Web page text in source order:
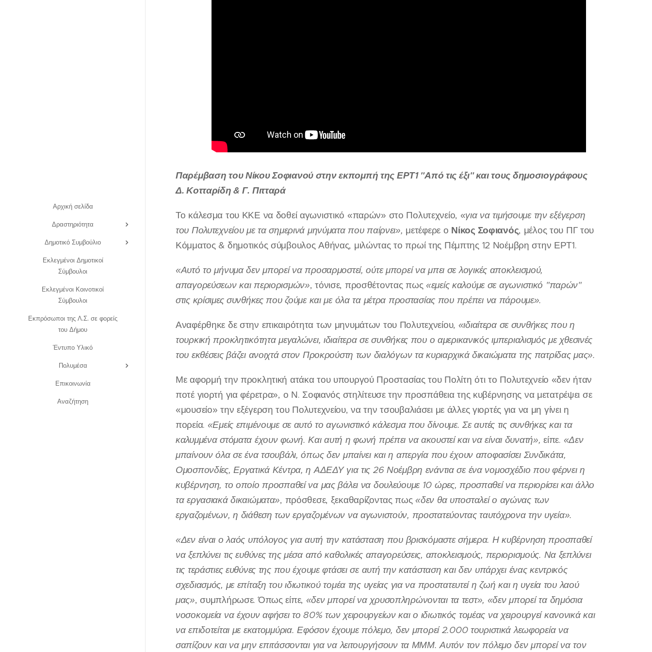
Αρχική σελίδα
Δραστηριότητα
Δημοτικό Συμβούλιο
Εκλεγμένοι Δημοτικοί
Σύμβουλοι
Εκλεγμένοι Κοινοτικοί
Σύμβουλοι
Εκπρόσωποι της Λ.Σ. σε φορείς
του Δήμου
Έντυπο Υλικό
Πολυμέσα
Επικοινωνία
Αναζήτηση
Παρέμβαση του Νίκου Σοφιανού στην εκπομπή της ΕΡΤ1 "Από τις έξι" και τους δημοσιογράφους
Δ. Κοτταρίδη & Γ. Πιτταρά
Το κάλεσμα του ΚΚΕ να δοθεί αγωνιστικό «παρών» στο Πολυτεχνείο, «για να τιμήσουμε την εξέγερση
του Πολυτεχνείου με τα σημερινά μηνύματα που παίρνει», μετέφερε ο Νίκος Σοφιανός, μέλος του ΠΓ του
Κόμματος & δημοτικός σύμβουλος Αθήνας, μιλώντας το πρωί της Πέμπτης 12 Νοέμβρη στην ΕΡΤ1.
«Αυτό το μήνυμα δεν μπορεί να προσαρμοστεί, ούτε μπορεί να μπει σε λογικές αποκλεισμού,
απαγορεύσεων και περιορισμών», τόνισε, προσθέτοντας πως «εμείς καλούμε σε αγωνιστικό "παρών"
στις κρίσιμες συνθήκες που ζούμε και με όλα τα μέτρα προστασίας που πρέπει να πάρουμε».
Αναφέρθηκε δε στην επικαιρότητα των μηνυμάτων του Πολυτεχνείου, «ιδιαίτερα σε συνθήκες που η
τουρκική προκλητικότητα μεγαλώνει, ιδιαίτερα σε συνθήκες που ο αμερικανικός ιμπεριαλισμός με χθεσινές
του εκθέσεις βάζει ανοιχτά στον Προκρούστη των διαλόγων τα κυριαρχικά δικαιώματα της πατρίδας μας».
Με αφορμή την προκλητική ατάκα του υπουργού Προστασίας του Πολίτη ότι το Πολυτεχνείο «δεν ήταν
ποτέ γιορτή για φέρετρα», ο Ν. Σοφιανός στηλίτευσε την προσπάθεια της κυβέρνησης να μετατρέψει σε
«μουσείο» την εξέγερση του Πολυτεχνείου, να την τσουβαλιάσει με άλλες γιορτές για να μη γίνει η
πορεία. «Εμείς επιμένουμε σε αυτό το αγωνιστικό κάλεσμα που δίνουμε. Σε αυτές τις συνθήκες και τα
καλυμμένα στόματα έχουν φωνή. Και αυτή η φωνή πρέπει να ακουστεί και να είναι δυνατή», είπε. «Δεν
μπαίνουν όλα σε ένα τσουβάλι, όπως δεν μπαίνει και η απεργία που έχουν αποφασίσει Συνδικάτα,
Ομοσπονδίες, Εργατικά Κέντρα, η ΑΔΕΔΥ για τις 26 Νοέμβρη ενάντια σε ένα νομοσχέδιο που φέρνει η
κυβέρνηση, το οποίο προσπαθεί να μας βάλει να δουλεύουμε 10 ώρες, προσπαθεί να περιορίσει και άλλο
τα εργασιακά δικαιώματα», πρόσθεσε, ξεκαθαρίζοντας πως «δεν θα υποσταλεί ο αγώνας των
εργαζομένων, η διάθεση των εργαζομένων να αγωνιστούν, προστατεύοντας ταυτόχρονα την υγεία».
«Δεν είναι ο λαός υπόλογος για αυτή την κατάσταση που βρισκόμαστε σήμερα. Η κυβέρνηση προσπαθεί
να ξεπλύνει τις ευθύνες της μέσα από καθολικές απαγορεύσεις, αποκλεισμούς, περιορισμούς. Να ξεπλύνει
τις τεράστιες ευθύνες της που έχουμε φτάσει σε αυτή την κατάσταση και δεν υπάρχει ένας κεντρικός
σχεδιασμός, με επίταξη του ιδιωτικού τομέα της υγείας για να προστατευτεί η ζωή και η υγεία του λαού
μας», συμπλήρωσε. Όπως είπε, «δεν μπορεί να χρυσοπληρώνονται τα τεστ», «δεν μπορεί τα δημόσια
νοσοκομεία να έχουν αφήσει το 80% των χειρουργείων και ο ιδιωτικός τομέας να χειρουργεί κανονικά και
να επιδοτείται με εκατομμύρια. Εφόσον έχουμε πόλεμο, δεν μπορεί 2.000 τουριστικά λεωφορεία να
σαπίζουν και να μην επιτάσσονται για να λειτουργήσουν τα ΜΜΜ. Αυτόν τον πόλεμο δεν μπορεί να τον